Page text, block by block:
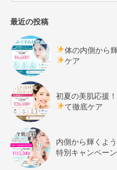
最近の投稿
体の内側から
ケア
初夏の美肌応援
て徹底ケア
内側から輝くよ
特別キャンペーン